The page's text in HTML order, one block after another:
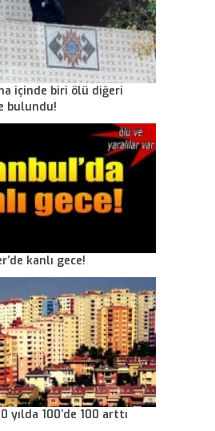
içinde biri ölü diğeri
bulundu!
kanlı gece!
yılda 100’de 100 arttı